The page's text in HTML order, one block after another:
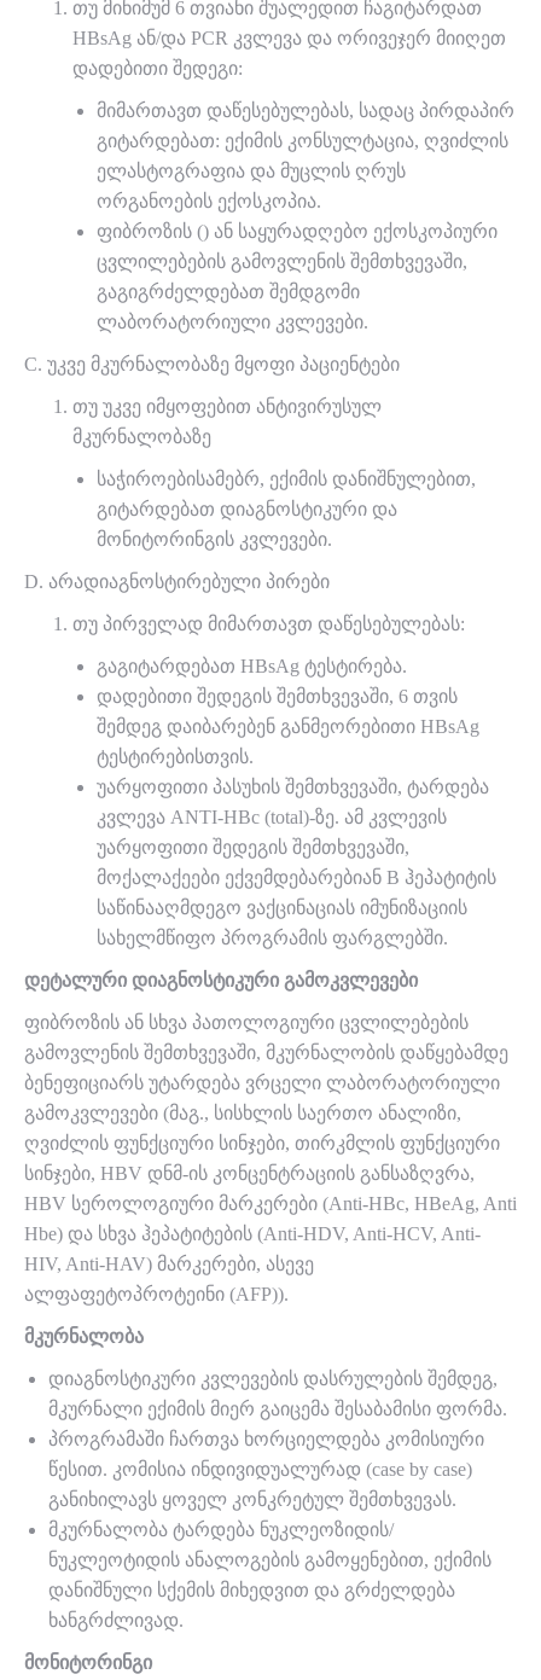
თუ მინიმუმ 6 თვიანი შუალედით ჩაგიტარდათ
HBsAg ან/და PCR კვლევა და ორივეჯერ მიიღეთ
დადებითი შედეგი:
მიმართავთ დაწესებულებას, სადაც პირდაპირ
გიტარდებათ: ექიმის კონსულტაცია, ღვიძლის
ელასტოგრაფია და მუცლის ღრუს
ორგანოების ექოსკოპია.
ფიბროზის () ან საყურადღებო ექოსკოპიური
ცვლილებების გამოვლენის შემთხვევაში,
გაგიგრძელდებათ შემდგომი
ლაბორატორიული კვლევები.
C. უკვე მკურნალობაზე მყოფი პაციენტები
თუ უკვე იმყოფებით ანტივირუსულ
მკურნალობაზე
საჭიროებისამებრ, ექიმის დანიშნულებით,
გიტარდებათ დიაგნოსტიკური და
მონიტორინგის კვლევები.
D. არადიაგნოსტირებული პირები
თუ პირველად მიმართავთ დაწესებულებას:
გაგიტარდებათ HBsAg ტესტირება.
დადებითი შედეგის შემთხვევაში, 6 თვის
შემდეგ დაიბარებენ განმეორებითი HBsAg
ტესტირებისთვის.
უარყოფითი პასუხის შემთხვევაში, ტარდება
კვლევა ANTI-HBc (total)-ზე. ამ კვლევის
უარყოფითი შედეგის შემთხვევაში,
მოქალაქეები ექვემდებარებიან B ჰეპატიტის
საწინააღმდეგო ვაქცინაციას იმუნიზაციის
სახელმწიფო პროგრამის ფარგლებში.
დეტალური დიაგნოსტიკური გამოკვლევები
ფიბროზის ან სხვა პათოლოგიური ცვლილებების
გამოვლენის შემთხვევაში, მკურნალობის დაწყებამდე
ბენეფიციარს უტარდება ვრცელი ლაბორატორიული
გამოკვლევები (მაგ., სისხლის საერთო ანალიზი,
ღვიძლის ფუნქციური სინჯები, თირკმლის ფუნქციური
სინჯები, HBV დნმ-ის კონცენტრაციის განსაზღვრა,
HBV სეროლოგიური მარკერები (Anti-HBc, HBeAg, Anti
Hbe) და სხვა ჰეპატიტების (Anti-HDV, Anti-HCV, Anti-
HIV, Anti-HAV) მარკერები, ასევე
ალფაფეტოპროტეინი (AFP)).
მკურნალობა
დიაგნოსტიკური კვლევების დასრულების შემდეგ,
მკურნალი ექიმის მიერ გაიცემა შესაბამისი ფორმა.
პროგრამაში ჩართვა ხორციელდება კომისიური
წესით. კომისია ინდივიდუალურად (case by case)
განიხილავს ყოველ კონკრეტულ შემთხვევას.
მკურნალობა ტარდება ნუკლეოზიდის/
ნუკლეოტიდის ანალოგების გამოყენებით, ექიმის
დანიშნული სქემის მიხედვით და გრძელდება
ხანგრძლივად.
მონიტორინგი